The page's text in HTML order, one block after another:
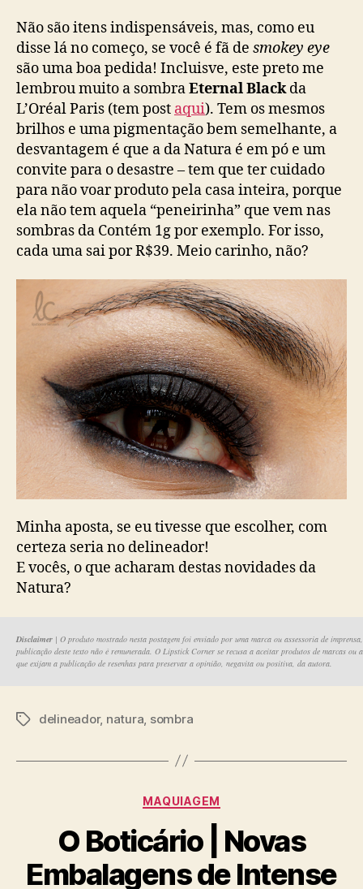
Não são itens indispensáveis, mas, como eu
disse lá no começo, se você é fã de smokey eye
são uma boa pedida! Incluisve, este preto me
lembrou muito a sombraEternal Blackda
L’Oréal Paris (tem post aqui). Tem os mesmos
brilhos e uma pigmentação bem semelhante, a
desvantagem é que a da Natura é em pó e um
convite para o desastre – tem que ter cuidado
para não voar produto pela casa inteira, porque
ela não tem aquela “peneirinha” que vem nas
sombras da Contém 1g por exemplo. For isso,
cada uma sai por R$39. Meio carinho, não?
Minha aposta, se eu tivesse que escolher, com
certeza seria no delineador!
E vocês, o que acharam destas novidades da
Natura?
Disclaimer | O produto mostrado nesta postagem foi enviado por uma marca ou assessoria de
publicação deste texto não é remunerada. O Lipstick Corner se recusa a aceitar produtos de marcas ou
que exijam a publicação de resenhas para preservar a opinião, negavita ou positiva, da autora.
Tagsdelineador, natura, sombra
Categorias
MAQUIAGEM
O Boticário | Novas
Embalagens de Intense